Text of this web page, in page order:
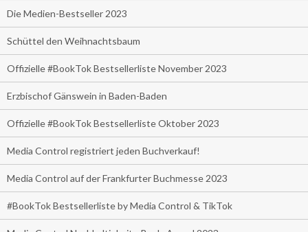
Die Medien-Bestseller 2023
Schüttel den Weihnachtsbaum
Offizielle #BookTok Bestsellerliste November 2023
Erzbischof Gänswein in Baden-Baden
Offizielle #BookTok Bestsellerliste Oktober 2023
Media Control registriert jeden Buchverkauf!
Media Control auf der Frankfurter Buchmesse 2023
#BookTok Bestsellerliste by Media Control & TikTok